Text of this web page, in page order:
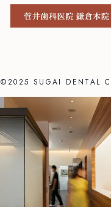
©2025 SUGAI DENTAL